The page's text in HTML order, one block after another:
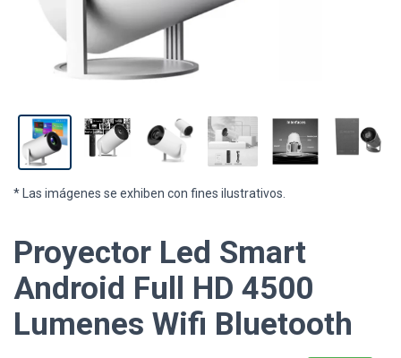
* Las imágenes se exhiben con fines ilustrativos.
Proyector Led Smart
Android Full HD 4500
Lumenes Wifi Bluetooth